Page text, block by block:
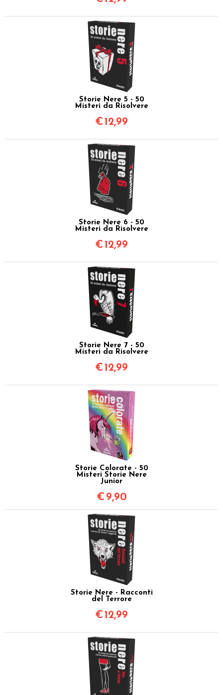
Storie Nere 5 - 50
Misteri da Risolvere
€ 12,99
Storie Nere 6 - 50
Misteri da Risolvere
€ 12,99
Storie Nere 7 - 50
Misteri da Risolvere
€ 12,99
Storie Colorate - 50
Misteri Storie Nere
Junior
€ 9,90
Storie Nere - Racconti
del Terrore
€ 12,99